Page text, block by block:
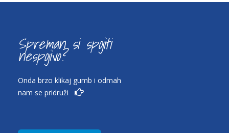
Spreman si spojiti
nespojivo?
Onda brzo klikaj gumb i odmah
nam se pridruži